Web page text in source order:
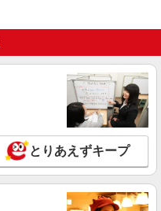
とりあえずキープ